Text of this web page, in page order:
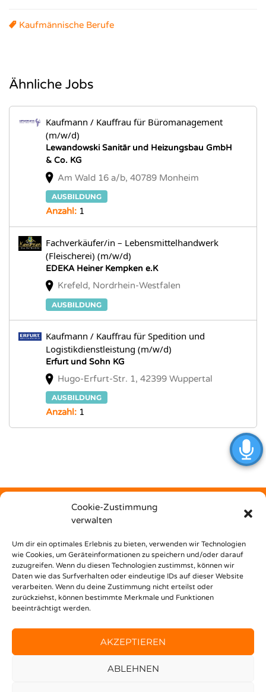
Cookie-Zustimmung
verwalten
Um dir ein optimales Erlebnis zu bieten, verwenden wir Technologien
wie Cookies, um Geräteinformationen zu speichern und/oder darauf
zuzugreifen. Wenn du diesen Technologien zustimmst, können wir
Daten wie das Surfverhalten oder eindeutige IDs auf dieser Website
verarbeiten. Wenn du deine Zustimmung nicht erteilst oder
zurückziehst, können bestimmte Merkmale und Funktionen
beeinträchtigt werden.
AKZEPTIEREN
ABLEHNEN
Kaufmännische Berufe
Ähnliche Jobs
Kaufmann / Kauffrau für Büromanagement
(m/w/d)
Lewandowski Sanitär und Heizungsbau GmbH
& Co. KG
Am Wald 16 a/b, 40789 Monheim
AUSBILDUNG
Anzahl: 1
Fachverkäufer/in – Lebensmittelhandwerk
(Fleischerei) (m/w/d)
EDEKA Heiner Kempken e.K
Krefeld, Nordrhein-Westfalen
AUSBILDUNG
Kaufmann / Kauffrau für Spedition und
Logistikdienstleistung (m/w/d)
Erfurt und Sohn KG
Hugo-Erfurt-Str. 1, 42399 Wuppertal
AUSBILDUNG
Anzahl: 1
unterstützt dich Nest Bildungsbar bei deinem Weg in den
Beruf!